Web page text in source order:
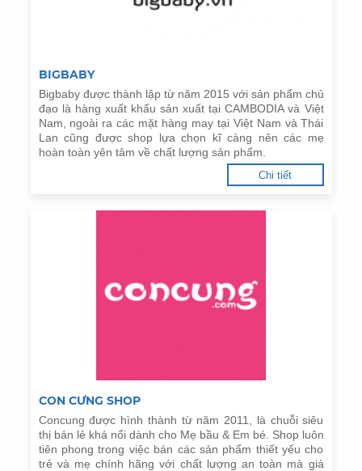
BIGBABY
Bigbaby được thành lập từ năm 2015 với sản phẩm chủ
đạo là hàng xuất khẩu sản xuất tại CAMBODIA và Việt
Nam, ngoài ra các mặt hàng may tại Việt Nam và Thái
Lan cũng được shop lựa chọn kĩ càng nên các mẹ
hoàn toàn yên tâm về chất lượng sản phẩm.
Chi tiết
CON CƯNG SHOP
Concung được hình thành từ năm 2011, là chuỗi siêu
thị bán lẻ khá nổi dành cho Mẹ bầu & Em bé. Shop luôn
tiên phong trong việc bán các sản phẩm thiết yếu cho
trẻ và mẹ chính hãng với chất lượng an toàn mà giá